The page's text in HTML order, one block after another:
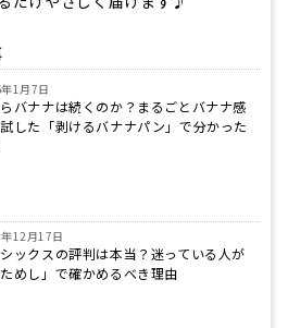
1月7日
バナナは続くのか？まるごとバナナ感
した「剥けるバナナパン」で分かった
12月17日
ックスの評判は本当？迷っている人が
ためし」で確かめるべき理由